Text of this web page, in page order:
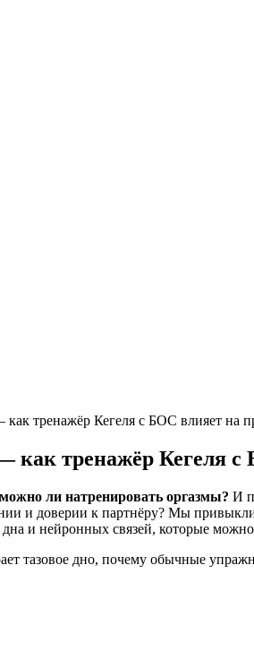
тренажёр Кегеля с БОС влияет на
тренажёр Кегеля с
ли натренировать оргазмы? И
и доверии к партнёру? Мы привыкли
дна и нейронных связей, которые
тазовое дно, почему обычные